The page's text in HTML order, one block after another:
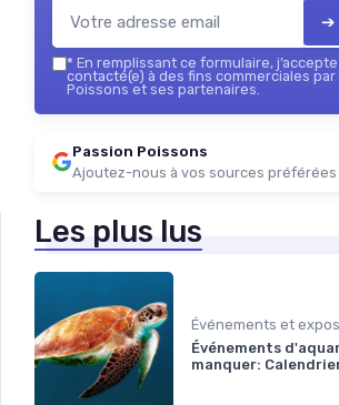
➔
* En remplissant ce formulaire, j’accepte
contacté(e) à des fins commerciales par
Poissons et ses partenaires.
Passion Poissons
Ajoutez-nous à vos sources préférées
Les plus lus
Événements
manquer: